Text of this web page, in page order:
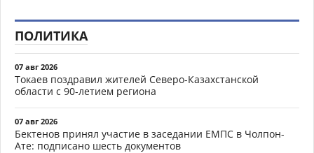
ПОЛИТИКА
07 авг 2026
Токаев поздравил жителей Северо-Казахстанской
области с 90-летием региона
07 авг 2026
Бектенов принял участие в заседании ЕМПС в Чолпон-
Ате: подписано шесть документов